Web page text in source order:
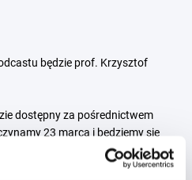
będzie prof. Krzysztof
dostępny za pośrednictwem
23 marca i będziemy się
jesiennej konferencji LUMEN